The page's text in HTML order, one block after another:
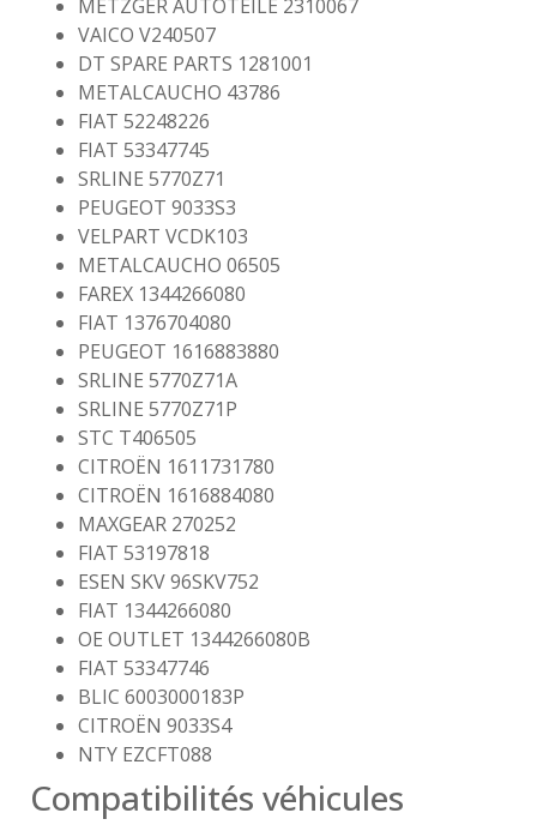
METZGER AUTOTEILE 2310067
VAICO V240507
DT SPARE PARTS 1281001
METALCAUCHO 43786
FIAT 52248226
FIAT 53347745
SRLINE 5770Z71
PEUGEOT 9033S3
VELPART VCDK103
METALCAUCHO 06505
FAREX 1344266080
FIAT 1376704080
PEUGEOT 1616883880
SRLINE 5770Z71A
SRLINE 5770Z71P
STC T406505
CITROËN 1611731780
CITROËN 1616884080
MAXGEAR 270252
FIAT 53197818
ESEN SKV 96SKV752
FIAT 1344266080
OE OUTLET 1344266080B
FIAT 53347746
BLIC 6003000183P
CITROËN 9033S4
NTY EZCFT088
Compatibilités véhicules